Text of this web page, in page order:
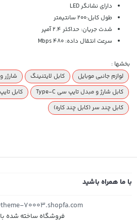
دارای نشانگر LED
طول کابل:200 سانتیمتر
شدت جریان: حداکثر 2.4 آمپر
سرعت انتقال داده: 480 Mbps
بخشها :
لوازم جانبی موبایل
کابل لایتنینگ
شارژر
کابل شارژ و مبدل تایپ سی Type-C
کابل
کابل چند سر (کابل چند کاره)
با ما همراه باشید
70003.shopfa.com
فروشگاه ساخته شده